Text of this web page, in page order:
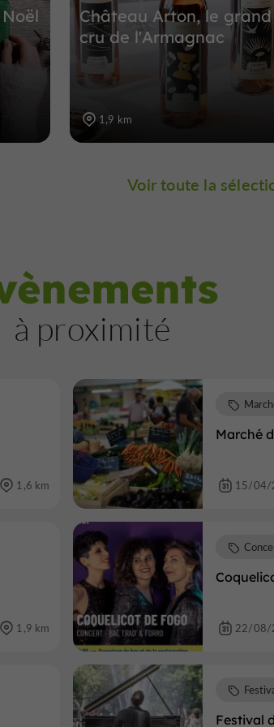
Château Arton, le grand
cru de l'Armagnac
1,9 km
Voir toute la
à proximité
1,6 km
Marché
15/04/
1,9 km 22/08/
Festival